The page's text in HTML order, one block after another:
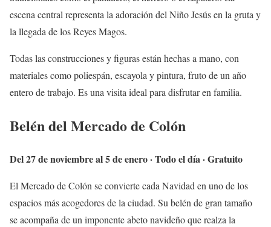
escena central representa la adoración del Niño Jesús en la gruta y
la llegada de los Reyes Magos.
Todas las construcciones y figuras están hechas a mano, con
materiales como poliespán, escayola y pintura, fruto de un año
entero de trabajo. Es una visita ideal para disfrutar en familia.
Belén del Mercado de Colón
Del 27 de noviembre al 5 de enero · Todo el día · Gratuito
El Mercado de Colón se convierte cada Navidad en uno de los
espacios más acogedores de la ciudad. Su belén de gran tamaño
se acompaña de un imponente abeto navideño que realza la